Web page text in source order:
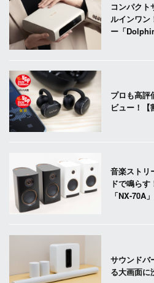
コンパクト
ルインワン
ー「
プロも高
ビュー！【
音楽ストリ
ドで鳴ら
「NX-70A
サウンドバ
る大画面に